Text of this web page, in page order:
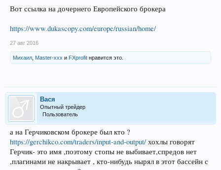
Вот ссылка на дочернего Европейского брокера
https://www.dukascopy.com/europe/russian/home/
27 авг 2016
Михаил Master-xxx и FXprofit нравится это.
Вася
Опытный трейдер
Пользователь
а на Герчиковском брокере был кто ?
https://gerchikco.com/traders/input-and-output/ хохлы говорят
Герчик- это имя ,поэтому стопы не выбивает,спредов нет
,плагинами не накрывает , кто-нибудь нырял в этот бассейн с